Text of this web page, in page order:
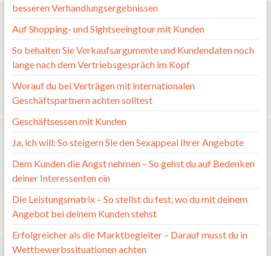
besseren Verhandlungsergebnissen
Auf Shopping- und Sightseeingtour mit Kunden
So behalten Sie Verkaufsargumente und Kundendaten noch
lange nach dem Vertriebsgespräch im Kopf
Worauf du bei Verträgen mit internationalen
Geschäftspartnern achten solltest
Geschäftsessen mit Kunden
Ja, ich will: So steigern Sie den Sexappeal Ihrer Angebote
Dem Kunden die Angst nehmen – So gehst du auf Bedenken
deiner Interessenten ein
Die Leistungsmatrix – So stellst du fest, wo du mit deinem
Angebot bei deinem Kunden stehst
Erfolgreicher als die Marktbegleiter – Darauf musst du in
Wettbewerbssituationen achten